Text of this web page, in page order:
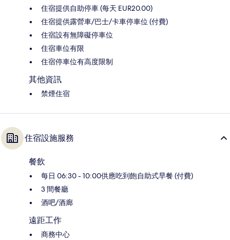
住宿提供自助停車 (每天 EUR20.00)
住宿提供露營車/巴士/卡車停車位 (付費)
住宿設有無障礙停車位
住宿車位有限
住宿停車位有高度限制
其他資訊
禁煙住宿
住宿設施服務
餐飲
每日 06:30 - 10:00供應吃到飽自助式早餐 (付費)
3 間餐廳
酒吧/酒廊
遠距工作
商務中心